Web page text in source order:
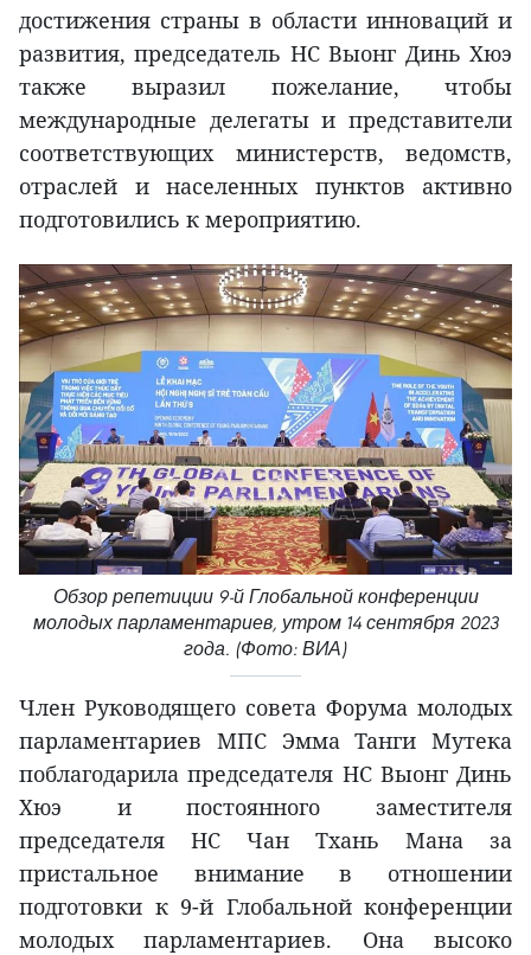
достижения страны в области инноваций и
развития, председатель НС Выонг Динь Хюэ
также выразил пожелание, чтобы
международные делегаты и представители
соответствующих министерств, ведомств,
отраслей и населенных пунктов активно
подготовились к мероприятию.
Обзор репетиции 9-й Глобальной конференции
молодых парламентариев, утром 14 сентября 2023
года. (Фото: ВИА)
Член Руководящего совета Форума молодых
парламентариев МПС Эмма Танги Мутека
поблагодарила председателя НС Выонг Динь
Хюэ и постоянного заместителя
председателя НС Чан Тхань Мана за
пристальное внимание в отношении
подготовки к 9-й Глобальной конференции
молодых парламентариев. Она высоко